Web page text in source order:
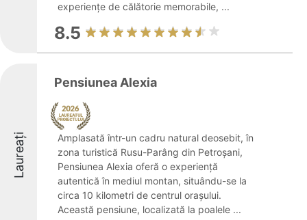
experiențe de călătorie memorabile, ...
8.5
Laureați
Pensiunea Alexia
Amplasată într-un cadru natural deosebit, în
zona turistică Rusu-Parâng din Petroșani,
Pensiunea Alexia oferă o experiență
autentică în mediul montan, situându-se la
circa 10 kilometri de centrul orașului.
Această pensiune, localizată la poalele ...